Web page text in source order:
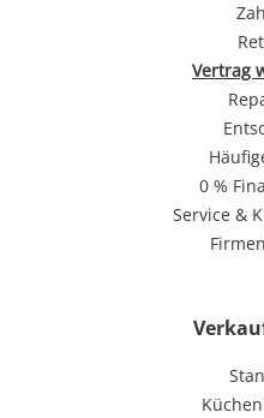
Vertrag
0 %
Service &